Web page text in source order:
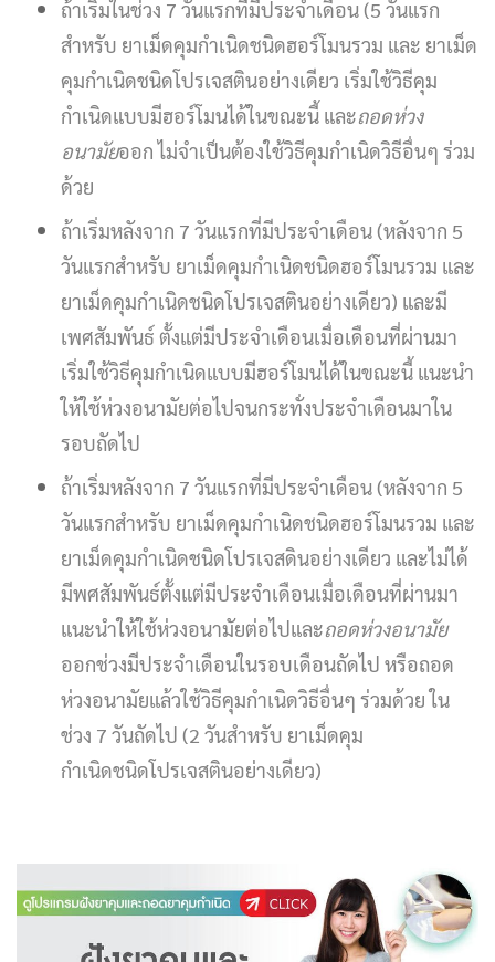
ถ้าเริ่มในช่วง 7 วันแรกที่มีประจำเดือน (5 วันแรก
สำหรับ ยาเม็ดคุมกำเนิดชนิดฮอร์โมนรวม และ ยาเม็ด
คุมกำเนิดชนิดโปรเจสตินอย่างเดียว เริ่มใช้วิธีคุม
กำเนิดแบบมีฮอร์โมนได้ในขณะนี้ และถอดห่วง
อนามัยออก ไม่จำเป็นต้องใช้วิธีคุมกำเนิดวิธีอื่นๆ ร่วม
ด้วย
ถ้าเริ่มหลังจาก 7 วันแรกที่มีประจำเดือน (หลังจาก 5
วันแรกสำหรับ ยาเม็ดคุมกำเนิดชนิดฮอร์โมนรวม และ
ยาเม็ดคุมกำเนิดชนิดโปรเจสตินอย่างเดียว) และมี
เพศสัมพันธ์ ตั้งแต่มีประจำเดือนเมื่อเดือนที่ผ่านมา
เริ่มใช้วิธีคุมกำเนิดแบบมีฮอร์โมนได้ในขณะนี้ แนะนำ
ให้ใช้ห่วงอนามัยต่อไปจนกระทั่งประจำเดือนมาใน
รอบถัดไป
ถ้าเริ่มหลังจาก 7 วันแรกที่มีประจำเดือน (หลังจาก 5
วันแรกสำหรับ ยาเม็ดคุมกำเนิดชนิดฮอร์โมนรวม และ
ยาเม็ดคุมกำเนิดชนิดโปรเจสดินอย่างเดียว และไม่ได้
มีพศสัมพันธ์ตั้งแต่มีประจำเดือนเมื่อเดือนที่ผ่านมา
แนะนำให้ใช้ห่วงอนามัยต่อไปและถอดห่วงอนามัย
ออกช่วงมีประจำเดือนในรอบเดือนถัดไป หรือถอด
ห่วงอนามัยแล้วใช้วิธีคุมกำเนิดวิธีอื่นๆ ร่วมด้วย ใน
ช่วง 7 วันถัดไป (2 วันสำหรับ ยาเม็ดคุม
กำเนิดชนิดโปรเจสตินอย่างเดียว)